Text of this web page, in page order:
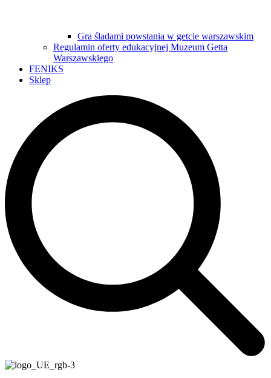
Gra śladami powstania w getcie warszawskim
Regulamin oferty edukacyjnej Muzeum Getta
Warszawskiego
FENIKS
Sklep